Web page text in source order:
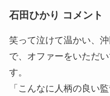
石田ひかり コメント
笑って泣けて温かい、
で、オファーをいただ
す。
「こんなに人柄の良い